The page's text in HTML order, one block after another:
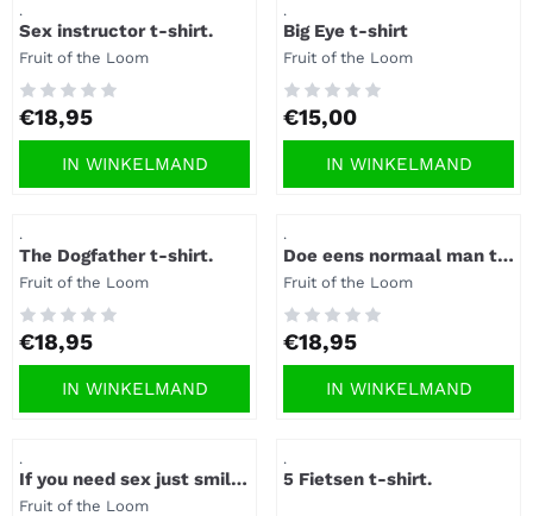
.
Sex instructor t-shirt.
Merk:
Fruit of the Loom
Prijs: 18,95
€18,95
IN WINKELMAND
.
Big Eye t-shirt
Merk:
Fruit of the Loom
Prijs: 15,00
€15,00
IN WINKELMAND
Artikelnummer
.
The Dogfather t-shirt.
Merk:
Fruit of the Loom
Prijs: 18,95
€18,95
IN WINKELMAND
Artikelnummer
.
Doe eens normaal man t-
shirt.
Merk:
Fruit of the Loom
Prijs: 18,95
€18,95
IN WINKELMAND
.
If you need sex just smile
t-shirt.
Merk:
Fruit of the Loom
.
5 Fietsen t-shirt.